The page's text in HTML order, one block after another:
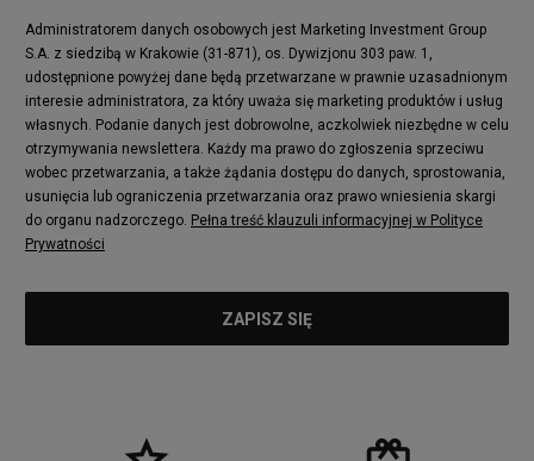
Administratorem danych osobowych jest Marketing Investment Group
S.A. z siedzibą w Krakowie (31-871), os. Dywizjonu 303 paw. 1,
udostępnione powyżej dane będą przetwarzane w prawnie uzasadnionym
interesie administratora, za który uważa się marketing produktów i usług
własnych. Podanie danych jest dobrowolne, aczkolwiek niezbędne w celu
otrzymywania newslettera. Każdy ma prawo do zgłoszenia sprzeciwu
wobec przetwarzania, a także żądania dostępu do danych, sprostowania,
usunięcia lub ograniczenia przetwarzania oraz prawo wniesienia skargi
do organu nadzorczego. Pełna treść klauzuli informacyjnej w Polityce
Prywatności